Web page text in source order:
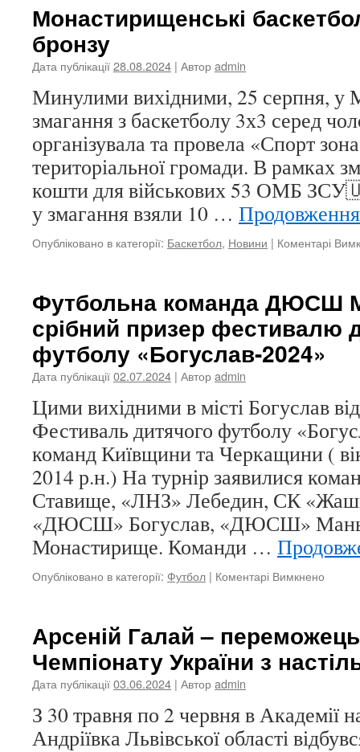
Монастирищенські
бронзу
Дата публікації28.08.2024 | Авторadmin
Минулими вихідними, 25 серпня, у
змагання з баскетболу 3х3 серед
організувала та провела «Спорт
територіальної громади. В рамках
кошти для військових 53 ОМБ
у змагання взяли 10 …
Опубліковано в категорії: Баскетбол, Новини | Коментарі
Футбольна команда ДЮСШ
срібний призер фестивалю
футболу «Богуслав-2024»
Дата публікації02.07.2024 | Авторadmin
Цими вихідними в місті Богуслав
Фестиваль дитячого футболу
команд Київщини та Черкащини (
2014 р.н.) На турнір заявилися
Ставище, «ЛНЗ» Лебедин, СК
«ДЮСШ» Богуслав, «ДЮСШ»
Монастирище. Команди …
Опубліковано в категорії: Футбол | Коментарі Вимкнено
–
Арсеній Галай –
Чемпіонату України з
Дата публікації03.06.2024 | Авторadmin
З 30 травня по 2 червня в Академії
Андріївка Львівської області